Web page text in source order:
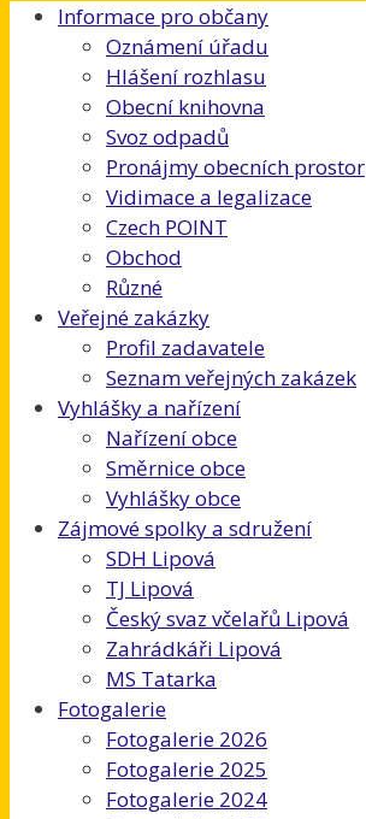
Informace pro občany
Oznámení úřadu
Hlášení rozhlasu
Obecní knihovna
Svoz odpadů
Pronájmy obecních prostor
Vidimace a legalizace
Czech POINT
Obchod
Různé
Veřejné zakázky
Profil zadavatele
Seznam veřejných zakázek
Vyhlášky a nařízení
Nařízení obce
Směrnice obce
Vyhlášky obce
Zájmové spolky a sdružení
SDH Lipová
TJ Lipová
Český svaz včelařů Lipová
Zahrádkáři Lipová
MS Tatarka
Fotogalerie
Fotogalerie 2026
Fotogalerie 2025
Fotogalerie 2024